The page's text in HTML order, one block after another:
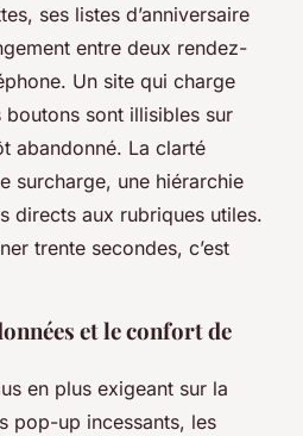
ses listes d’anniversaire
entre deux rendez-
Un site qui charge
sont illisibles sur
abandonné. La clarté
surcharge, une hiérarchie
directs aux rubriques utiles.
trente secondes, c’est
et le confort de
en plus exigeant sur la
pop-up incessants, les